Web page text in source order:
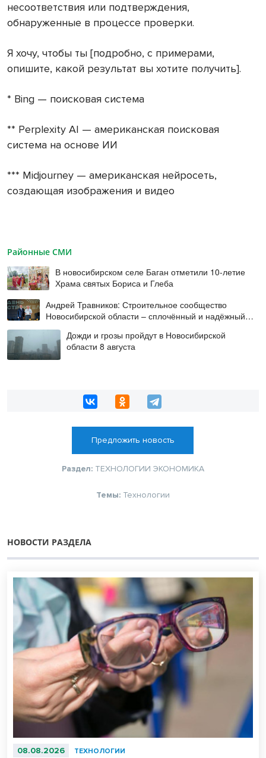
несоответствия или подтверждения,
обнаруженные в процессе проверки.
Я хочу, чтобы ты [подробно, с примерами,
опишите, какой результат вы хотите получить].
* Bing — поисковая система
** Perplexity AI — американская поисковая
система на основе ИИ
*** Midjourney — американская нейросеть,
создающая изображения и видео
Районные СМИ
В новосибирском селе Баган отметили 10-летие
Храма святых Бориса и Глеба
Андрей Травников: Строительное сообщество
Новосибирской области – сплочённый и надёжный
коллектив
Дожди и грозы пройдут в Новосибирской
области 8 августа
Предложить новость
Раздел: ТЕХНОЛОГИИ ЭКОНОМИКА
Темы: Технологии
НОВОСТИ РАЗДЕЛА
08.08.2026 ТЕХНОЛОГИИ